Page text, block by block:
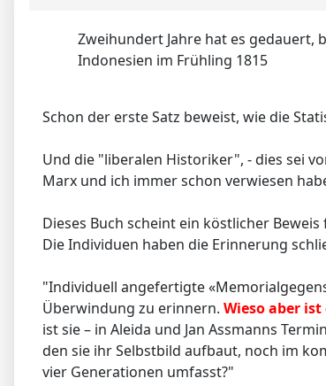
Zweihundert Jahre hat es gedauert,
Indonesien im Frühling 1815
Schon der erste Satz beweist, wie die
Und die "liberalen Historiker", - dies sei
Marx und ich immer schon verwiesen
Dieses Buch scheint ein köstlicher
Die Individuen haben die Erinnerung
"Individuell angefertigte
Überwindung zu erinnern. Wieso aber
ist sie – in Aleida und Jan Assmanns
den sie ihr Selbstbild aufbaut, noch im
vier Generationen umfasst?"